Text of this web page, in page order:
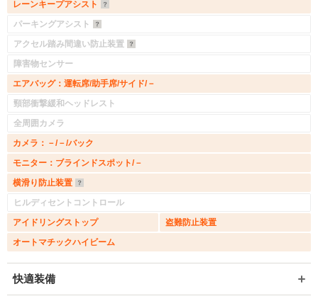
レーンキープアシスト
パーキングアシスト
アクセル踏み間違い防止装置
障害物センサー
エアバッグ：運転席/助手席/サイド/－
頸部衝撃緩和ヘッドレスト
全周囲カメラ
カメラ：－/－/バック
モニター：ブラインドスポット/－
横滑り防止装置
ヒルディセントコントロール
アイドリングストップ
盗難防止装置
オートマチックハイビーム
快適装備